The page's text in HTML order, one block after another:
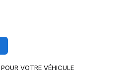
VOTRE VÉHICULE